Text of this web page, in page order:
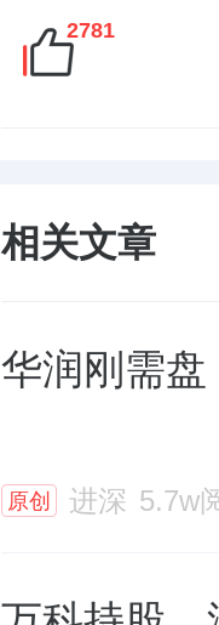
2781
相关文章
华润刚需盘
原创 进深 5.7w